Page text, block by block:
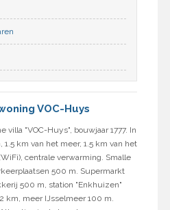
VOC-Huys
villa "VOC-Huys", bouwjaar 1777. In
km van het meer, 1.5 km van het
centrale verwarming. Smalle
500 m. Supermarkt
500 m, station "Enkhuizen"
km, meer IJsselmeer 100 m.